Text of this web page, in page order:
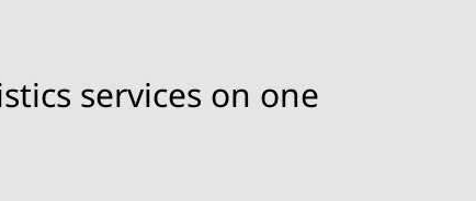
services on one